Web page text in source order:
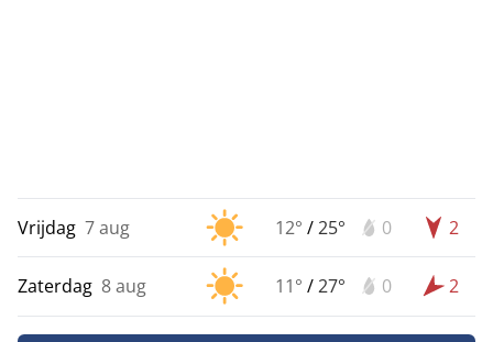
Vrijdag 7 aug 12° /25° 0 2
Zaterdag 8 aug 11° /27° 0 2